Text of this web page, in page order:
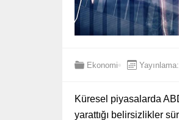
Ekonomi
Küresel piyasalarda
yarattığı belirsizlikler